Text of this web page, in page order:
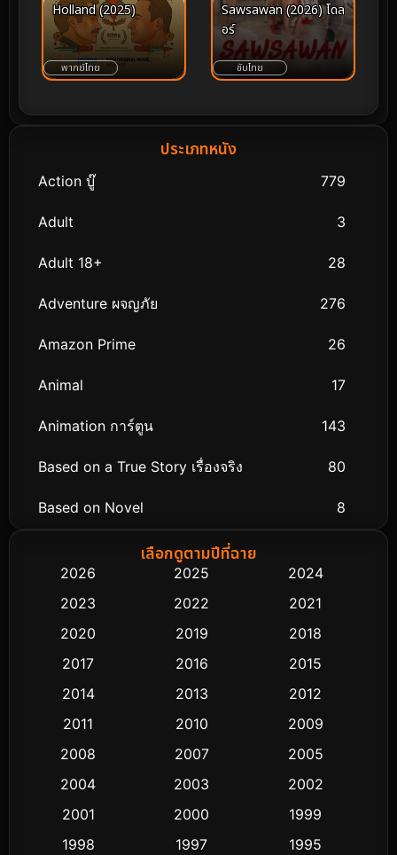
Holland (2025)
พากย์ไทย
Sawsawan (2026) โดล
อร์
ซับไทย
ประเภทหนัง
Action บู๊ 779
Adult 3
Adult 18+ 28
Adventure ผจญภัย 276
Amazon Prime 26
Animal 17
Animation การ์ตูน 143
Based on a True Story เรื่องจริง 80
Based on Novel 8
Biography ชีวิตจริง
Classic หนังคลาสสิก
Comedy ตลก 453
Crime อาชญากรรม 530
Cult Film
เลือกดูตามปีที่ฉาย
2026 2025
2024
2023
2022
2021
2020
2019
2018
2017
2016
2015
2014
2013
2012
2011
2010
2009
2008
2007
2005
2004
2003
2002
2001
2000
1999
1998
1997
1995